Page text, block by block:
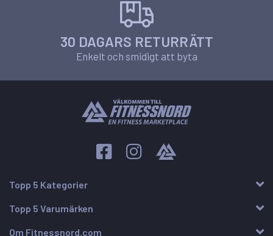
30 DAGARS RETURRÄTT
Enkelt och smidigt att byta
Topp 5 Kategorier
Topp 5 Varumärken
Om Fitnessnord.com